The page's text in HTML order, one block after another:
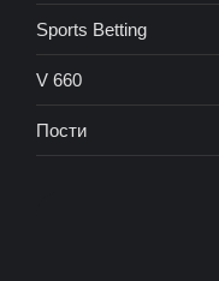
Sports Betting
V 660
Пости